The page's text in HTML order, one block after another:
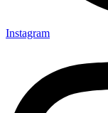
Instagram